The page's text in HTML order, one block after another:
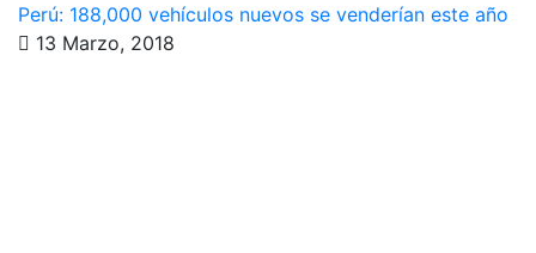
Perú: 188,000 vehículos nuevos se venderían este año
13 Marzo, 2018